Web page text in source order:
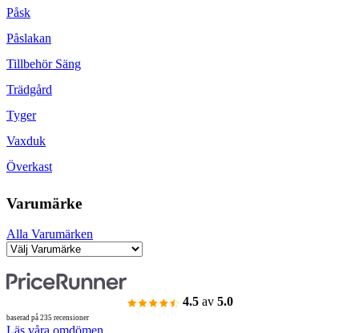
Påsk
Påslakan
Tillbehör Säng
Trädgård
Tyger
Vaxduk
Överkast
Varumärke
Alla Varumärken
4.5 av 5.0
baserad på 235 recensioner